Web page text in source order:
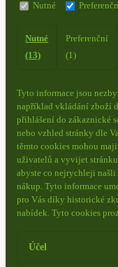
Nutné
Nutné
(13)
Preferenční
(1)
Tyto informace jsou
například vkládání zboží
přihlášení do zákaznické
nebo vzhled stránky dle
těmto cookies mohou
uživatelů a vyvijet
abyste co nejrychleji
nákup. Tyto informace
pro Vás díky historické
nabídek. Tyto cookies
Účel